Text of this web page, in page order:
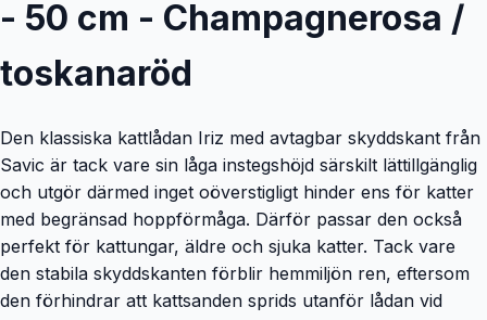
- 50 cm - Champagnerosa /
toskanaröd
Den klassiska kattlådan Iriz med avtagbar skyddskant från
Savic är tack vare sin låga instegshöjd särskilt lättillgänglig
och utgör därmed inget oöverstigligt hinder ens för katter
med begränsad hoppförmåga. Därför passar den också
perfekt för kattungar, äldre och sjuka katter. Tack vare
den stabila skyddskanten förblir hemmiljön ren, eftersom
den förhindrar att kattsanden sprids utanför lådan vid